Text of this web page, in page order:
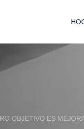
OBJETIVO ES